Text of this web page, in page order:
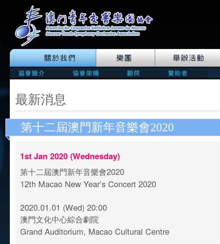
最新消息
第十二屆澳門新年音樂會2020
1st Jan 2020 (Wednesday)
第十二屆澳門新年音樂會2020
12th Macao New Year’s Concert 2020
2020.01.01 (Wed) 20:00
澳門文化中心綜合劇院
Grand Auditorium, Macao Cultural Centre